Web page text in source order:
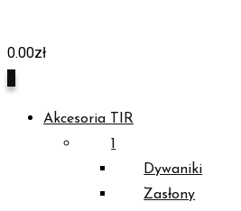
0.00zł
Akcesoria TIR
1
Dywaniki
Zasłony